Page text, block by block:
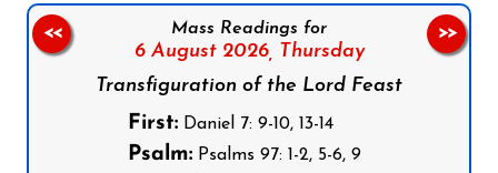
Mass Readings for
6 August 2026, Thursday
Transfiguration of the Lord Feast
First:Daniel 7: 9-10, 13-14
Psalm:Psalms 97: 1-2, 5-6, 9
<< >>